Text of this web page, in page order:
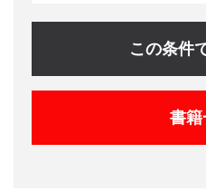
この条件
書籍